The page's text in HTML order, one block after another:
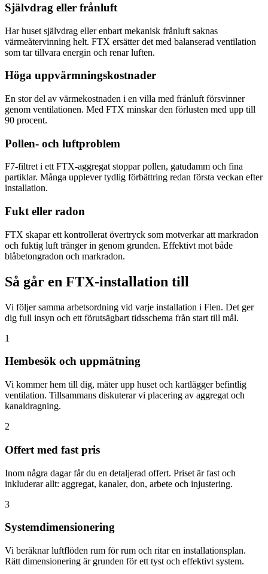
Självdrag eller frånluft
Har huset självdrag eller enbart mekanisk frånluft saknas
värmeåtervinning helt. FTX ersätter det med balanserad ventilation
som tar tillvara energin och renar luften.
Höga uppvärmningskostnader
En stor del av värmekostnaden i en villa med frånluft försvinner
genom ventilationen. Med FTX minskar den förlusten med upp till
90 procent.
Pollen- och luftproblem
F7-filtret i ett FTX-aggregat stoppar pollen, gatudamm och fina
partiklar. Många upplever tydlig förbättring redan första veckan efter
installation.
Fukt eller radon
FTX skapar ett kontrollerat övertryck som motverkar att markradon
och fuktig luft tränger in genom grunden. Effektivt mot både
blåbetongradon och markradon.
Så går en FTX-installation till
Vi följer samma arbetsordning vid varje installation i Flen. Det ger
dig full insyn och ett förutsägbart tidsschema från start till mål.
1
Hembesök och uppmätning
Vi kommer hem till dig, mäter upp huset och kartlägger befintlig
ventilation. Tillsammans diskuterar vi placering av aggregat och
kanaldragning.
2
Offert med fast pris
Inom några dagar får du en detaljerad offert. Priset är fast och
inkluderar allt: aggregat, kanaler, don, arbete och injustering.
3
Systemdimensionering
Vi beräknar luftflöden rum för rum och ritar en installationsplan.
Rätt dimensionering är grunden för ett tyst och effektivt system.